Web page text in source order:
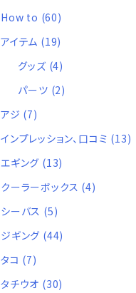
How to (60)
アイテム (19)
グッズ (4)
パーツ (2)
アジ (7)
インプレッション、口コミ (13)
エギング (13)
クーラーボックス (4)
シーバス (5)
ジギング (44)
タコ (7)
タチウオ (30)